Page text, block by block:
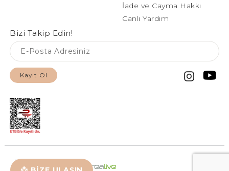
İade ve Cayma Hakkı
Canlı Yardım
Bizi Takip Edin!
Kayıt Ol